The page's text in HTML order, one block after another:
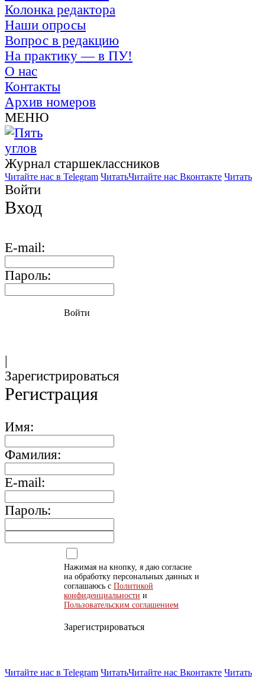
Колонка редактора
Наши опросы
Вопрос в редакцию
На практику — в ПУ!
О нас
Контакты
Архив номеров
МЕНЮ
Журнал старшекласcников
Читайте нас в Telegram ЧитатьЧитайте нас Вконтакте Читать
Войти
Вход
E-mail:
Пароль:
Войти
|
Зарегистрироваться
Регистрация
Имя:
Фамилия:
E-mail:
Пароль:
Нажимая на кнопку, я даю согласие
на обработку персональных данных и
соглашаюсь с Политикой
конфиденциальности и
Пользовательским соглашением
Зарегистрироваться
Читайте нас в Telegram ЧитатьЧитайте нас Вконтакте Читать